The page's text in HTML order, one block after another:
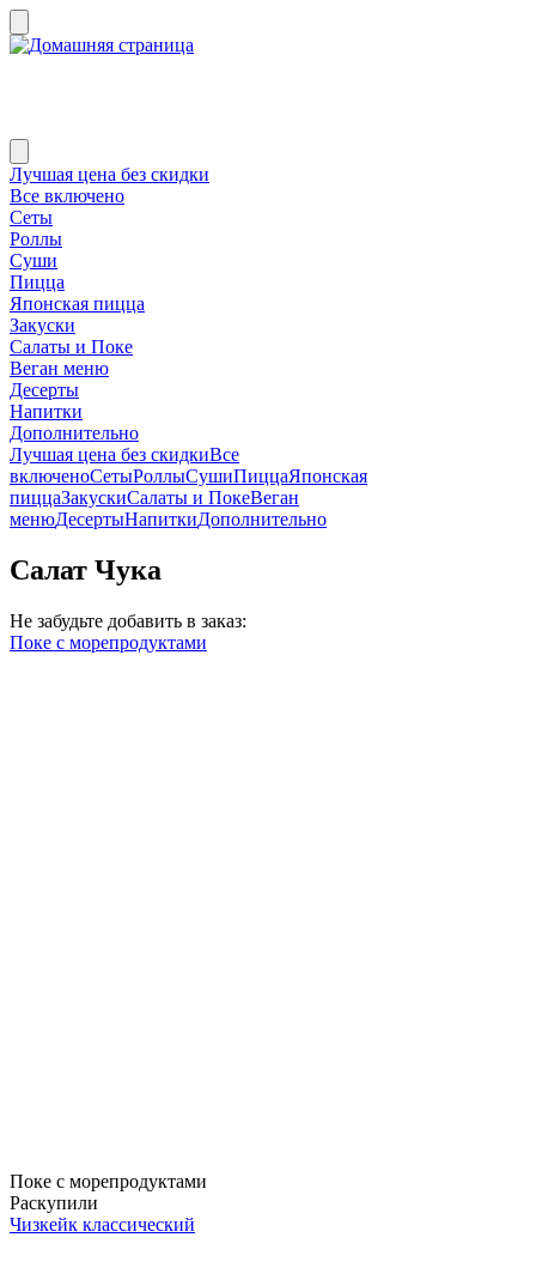
Лучшая цена без скидки
Все включено
Сеты
Роллы
Суши
Пицца
Японская пицца
Закуски
Салаты и Поке
Веган меню
Десерты
Напитки
Дополнительно
Лучшая цена без скидкиВсе
включеноСетыРоллыСушиПиццаЯпонская
пиццаЗакускиСалаты и ПокеВеган
менюДесертыНапиткиДополнительно
Салат Чука
Не забудьте добавить в заказ:
Поке с морепродуктами
Поке с морепродуктами
Раскупили
Чизкейк классический